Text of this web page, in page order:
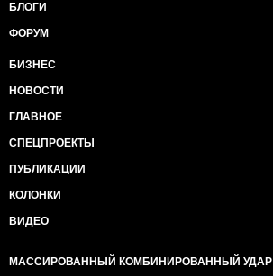
БЛОГИ
ФОРУМ
БИЗНЕС
НОВОСТИ
ГЛАВНОЕ
СПЕЦПРОЕКТЫ
ПУБЛИКАЦИИ
КОЛОНКИ
ВИДЕО
МАССИРОВАННЫЙ КОМБИНИРОВАННЫЙ УДАР